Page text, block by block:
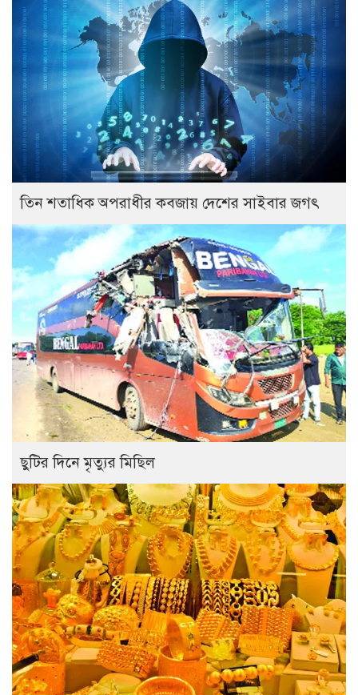
তিন শতাধিক অপরাধীর কবজায় দেশের সাইবার জগৎ
ছুটির দিনে মৃত্যুর মিছিল